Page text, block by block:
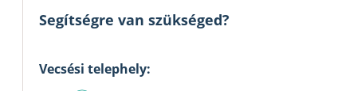
Segítségre van szükséged?
Vecsési telephely: